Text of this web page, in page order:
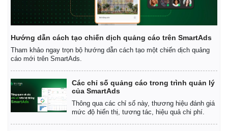
Hướng dẫn cách tạo chiến dịch quảng cáo trên SmartAds
Tham khảo ngay trọn bộ hướng dẫn cách tạo một chiến dịch quảng
cáo mới trên SmartAds.
Các chỉ số quảng cáo trong trình quản lý
của SmartAds
Thông qua các chỉ số này, thương hiệu đánh giá
mức độ hiển thị, tương tác, hiệu quả chi phí.